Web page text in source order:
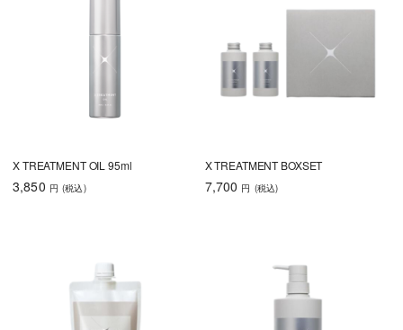
X TREATMENT OIL 95ml
3,850 円 (税込)
X TREATMENT BOXSET
7,700 円 (税込)